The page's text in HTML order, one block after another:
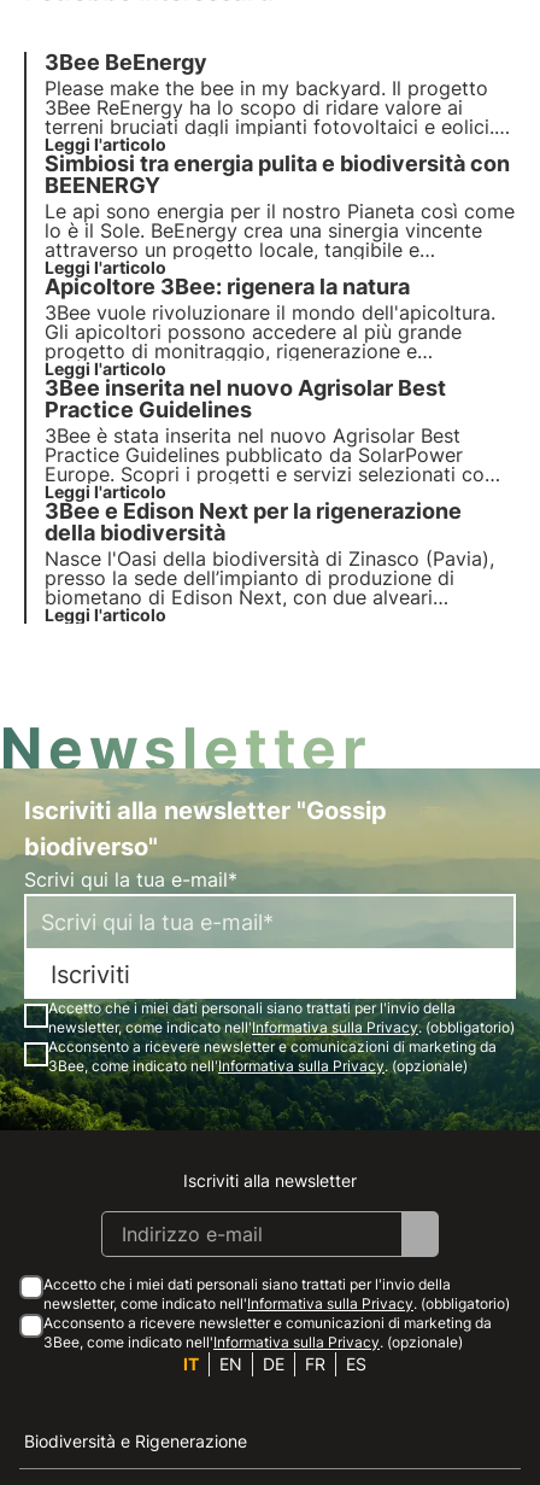
3Bee BeEnergy
Please make the bee in my backyard. Il progetto
3Bee ReEnergy ha lo scopo di ridare valore ai
terreni bruciati dagli impianti fotovoltaici e eolici.
Purtroppo la NIMBY sindrome è la prima causa per
cui non si investe abbastanza in rinnovabili in italia.
Api e fotovoltaico possono darsi forza.
Leggi l'articolo
Simbiosi tra energia pulita e biodiversità con
BEENERGY
Le api sono energia per il nostro Pianeta così come
lo è il Sole. BeEnergy crea una sinergia vincente
attraverso un progetto locale, tangibile e
misurabile che grazie alla rigenerazione della
biodiversità crea un beneficio per gli attori
coinvolti, la comunità locale e l'Ambiente.
Leggi l'articolo
Apicoltore 3Bee: rigenera la natura
3Bee vuole rivoluzionare il mondo dell'apicoltura.
Gli apicoltori possono accedere al più grande
progetto di monitraggio, rigenerazione e
comunicazione sulla biodiversità. Il nostro
obiettivo è di creare coltivatori di biodiversità.
Leggi l'articolo
3Bee inserita nel nuovo Agrisolar Best
Practice Guidelines
3Bee è stata inserita nel nuovo Agrisolar Best
Practice Guidelines pubblicato da SolarPower
Europe. Scopri i progetti e servizi selezionati come
best practice per la rigenerazione, la tutela e il
monitoraggio della biodiversità nell'industria del
fotovoltaico.
Leggi l'articolo
3Bee e Edison Next per la rigenerazione
della biodiversità
Nasce l'Oasi della biodiversità di Zinasco (Pavia),
presso la sede dell’impianto di produzione di
biometano di Edison Next, con due alveari
tecnologici, sette casette-rifugio per impollinatori
Leggi l'articolo
Newsletter
Iscriviti alla newsletter "Gossip
biodiverso"
Scrivi qui la tua e-mail*
Iscriviti
Accetto che i miei dati personali siano trattati per l'invio della
newsletter, come indicato nell'Informativa sulla Privacy. (obbligatorio)
Acconsento a ricevere newsletter e comunicazioni di marketing da
3Bee, come indicato nell'Informativa sulla Privacy. (opzionale)
Instagram
Facebook
Linkedin
Youtube
Iscriviti alla newsletter
Accetto che i miei dati personali siano trattati per l'invio della
newsletter, come indicato nell'Informativa sulla Privacy. (obbligatorio)
Acconsento a ricevere newsletter e comunicazioni di marketing da
3Bee, come indicato nell'Informativa sulla Privacy. (opzionale)
IT EN DE FR ES
Biodiversità e Rigenerazione